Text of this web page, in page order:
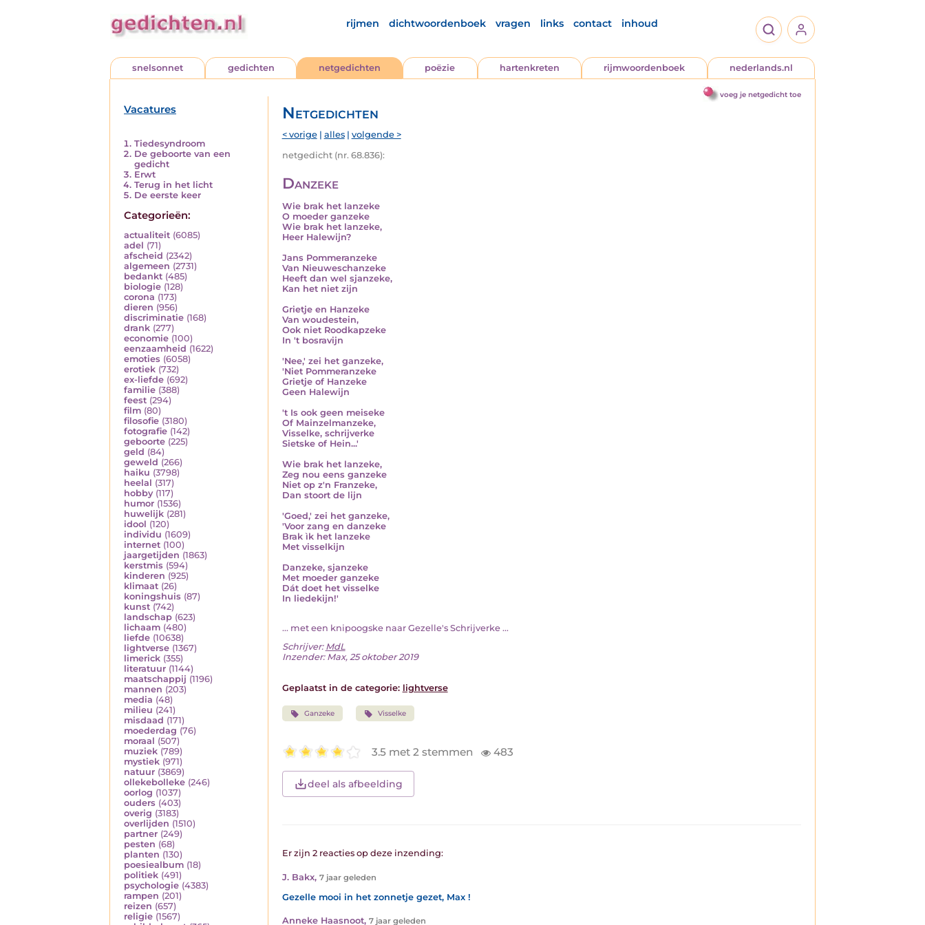
rijmen dichtwoordenboek vragen links contact inhoud
snelsonnet gedichten netgedichten poëzie hartenkreten rijmwoordenboek nederlands.nl
voeg je netgedicht toe
Vacatures
Tiedesyndroom
De geboorte van een
gedicht
Erwt
Terug in het licht
De eerste keer
Categorieën:
actualiteit (6085)
adel (71)
afscheid (2342)
algemeen (2731)
bedankt (485)
biologie (128)
corona (173)
dieren (956)
discriminatie (168)
drank (277)
economie (100)
eenzaamheid (1622)
emoties (6058)
erotiek (732)
ex-liefde (692)
familie (388)
feest (294)
film (80)
filosofie (3180)
fotografie (142)
geboorte (225)
geld (84)
geweld (266)
haiku (3798)
heelal (317)
hobby (117)
humor (1536)
huwelijk (281)
idool (120)
individu (1609)
internet (100)
jaargetijden (1863)
kerstmis (594)
kinderen (925)
klimaat (26)
koningshuis (87)
kunst (742)
landschap (623)
lichaam (480)
liefde (10638)
lightverse (1367)
limerick (355)
literatuur (1144)
maatschappij (1196)
mannen (203)
media (48)
milieu (241)
misdaad (171)
moederdag (76)
moraal (507)
muziek (789)
mystiek (971)
natuur (3869)
ollekebolleke (246)
oorlog (1037)
ouders (403)
overig (3183)
overlijden (1510)
partner (249)
pesten (68)
planten (130)
poesiealbum (18)
politiek (491)
psychologie (4383)
rampen (201)
reizen (657)
religie (1567)
Netgedichten
< vorige| alles| volgende >
netgedicht (nr. 68.836):
Danzeke
Wie brak het lanzeke
O moeder ganzeke
Wie brak het lanzeke,
Heer Halewijn?
Jans Pommeranzeke
Van Nieuweschanzeke
Heeft dan wel sjanzeke,
Kan het niet zijn
Grietje en Hanzeke
Van woudestein,
Ook niet Roodkapzeke
In 't bosravijn
'Nee,' zei het ganzeke,
'Niet Pommeranzeke
Grietje of Hanzeke
Geen Halewijn
't Is ook geen meiseke
Of Mainzelmanzeke,
Visselke, schrijverke
Sietske of Hein...'
Wie brak het lanzeke,
Zeg nou eens ganzeke
Niet op z'n Franzeke,
Dan stoort de lijn
'Goed,' zei het ganzeke,
'Voor zang en danzeke
Brak ìk het lanzeke
Met visselkijn
Danzeke, sjanzeke
Met moeder ganzeke
Dát doet het visselke
In liedekijn!'
... met een knipoogske naar Gezelle's Schrijverke ...
Schrijver: MdL
Inzender: Max, 25 oktober 2019
Geplaatst in de categorie: lightverse
Ganzeke Visselke
3.5 met 2 stemmen 483
deel als afbeelding
Er zijn 2 reacties op deze inzending:
J. Bakx, 7 jaar geleden
Gezelle mooi in het zonnetje gezet, Max !
Anneke Haasnoot, 7 jaar geleden